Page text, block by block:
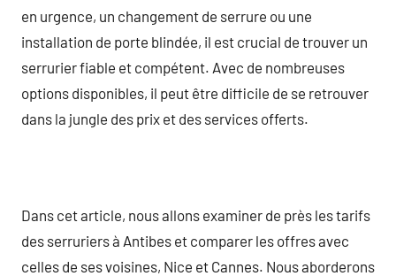
en urgence, un changement de serrure ou une
installation de porte blindée, il est crucial de trouver un
serrurier fiable et compétent. Avec de nombreuses
options disponibles, il peut être difficile de se retrouver
dans la jungle des prix et des services offerts.
Dans cet article, nous allons examiner de près les tarifs
des serruriers à Antibes et comparer les offres avec
celles de ses voisines, Nice et Cannes. Nous aborderons